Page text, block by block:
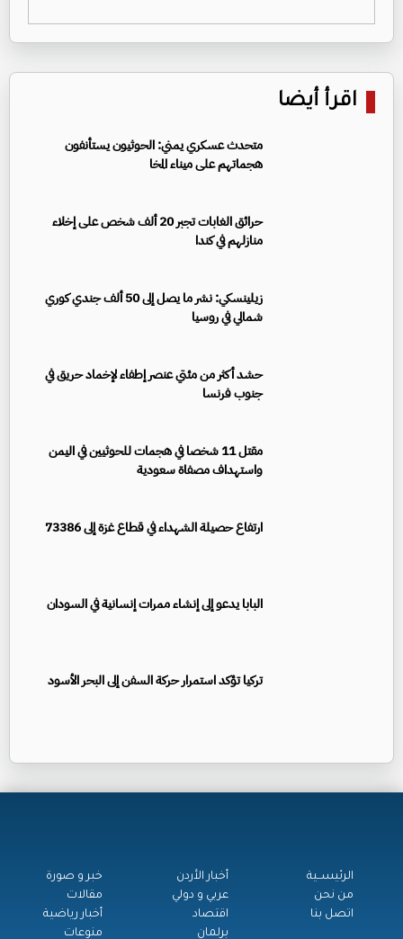
اقرأ أيضا
متحدث عسكري يمني: الحوثيون يستأنفون
هجماتهم على ميناء المخا
حرائق الغابات تجبر 20 ألف شخص على إخلاء
منازلهم في كندا
زيلينسكي: نشر ما يصل إلى 50 ألف جندي كوري
شمالي في روسيا
حشد أكثر من مئتي عنصر إطفاء لإخماد حريق في
جنوب فرنسا
مقتل 11 شخصا في هجمات للحوثيين في اليمن
واستهداف مصفاة سعودية
ارتفاع حصيلة الشهداء في قطاع غزة إلى 73386
البابا يدعو إلى إنشاء ممرات إنسانية في السودان
تركيا تؤكد استمرار حركة السفن إلى البحر الأسود
الرئيســية
من نحن
اتصل بنا
أخبار الأردن
عربي و دولي
اقتصاد
برلمان
خبر و صورة
مقالات
أخبار رياضية
منوعات